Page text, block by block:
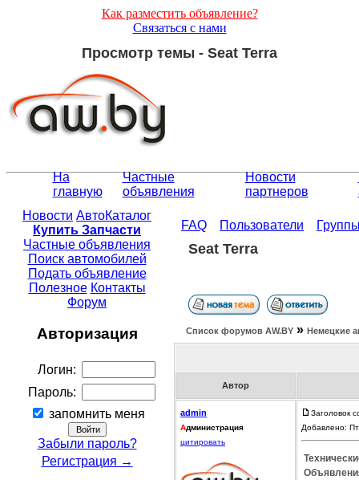
Как разместить объявление?
Связаться с нами
Просмотр темы - Seat Terra
На
главную
Частные
объявления
Новости
партнеров
Новости АвтоКаталог
Купить Запчасти
Частные объявления
Поиск автомобилей
Подать объявление
Полезное Контакты
Форум
Авторизация
Логин:
Пароль:
запомнить меня
Забыли пароль?
Регистрация →
FAQ Пользователи
Seat Terra
Список форумов АW.BY » Немецкие
Автор
admin
Администрация
цитировать
Заголовок
Добавлено: